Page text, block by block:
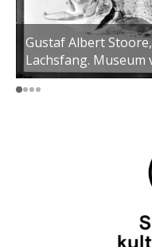
Gustaf Albert
Lachsfang.